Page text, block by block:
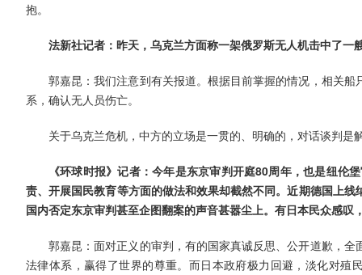
抱。
法新社记者：昨天，乌克兰方面称一架俄罗斯无人机击中了
郭嘉昆：我们注意到有关报道。根据目前掌握的情况，相关
系，确认无人员伤亡。
关于乌克兰危机，中方的立场是一贯的、明确的，对话谈判是
《环球时报》记者：今年是东京审判开庭80周年，也是纽
责、开展国民教育等方面的做法和效果却截然不同。近期德国上
国内否定东京审判甚至企图翻案的声音甚嚣尘上。有日本民众感
郭嘉昆：面对正义的审判，有的国家真诚反思、公开道歉，
法律体系，赢得了世界的尊重。而日本政府极力回避，淡化对殖